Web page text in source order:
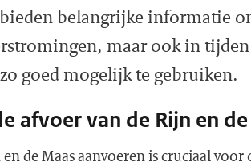
belangrijke informatie
maar ook in tijden
goed mogelijk te gebruiken.
afvoer van de Rijn en de
de Maas aanvoeren is cruciaal